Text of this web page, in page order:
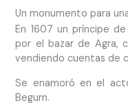
Un monumento para
En 1607 un príncipe
por el bazar de Agra,
vendiendo cuentas de
Se enamoró en el
Begum.